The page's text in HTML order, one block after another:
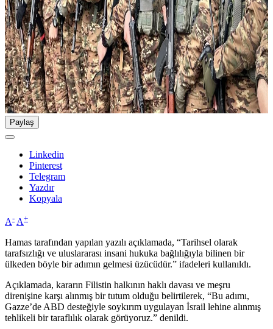
Paylaş
Linkedin
Pinterest
Telegram
Yazdır
Kopyala
A- A+
Hamas tarafından yapılan yazılı açıklamada, “Tarihsel olarak
tarafsızlığı ve uluslararası insani hukuka bağlılığıyla bilinen bir
ülkeden böyle bir adımın gelmesi üzücüdür.” ifadeleri kullanıldı.
Açıklamada, kararın Filistin halkının haklı davası ve meşru
direnişine karşı alınmış bir tutum olduğu belirtilerek, “Bu adımı,
Gazze’de ABD desteğiyle soykırım uygulayan İsrail lehine alınmış
tehlikeli bir taraflılık olarak görüyoruz.” denildi.